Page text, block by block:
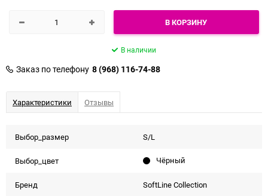
В КОРЗИНУ
В наличии
Заказ по телефону 8 (968) 116-74-88
Характеристики Отзывы
Выбор_размер S/L
Выбор_цвет Чёрный
Бренд SoftLine Collection